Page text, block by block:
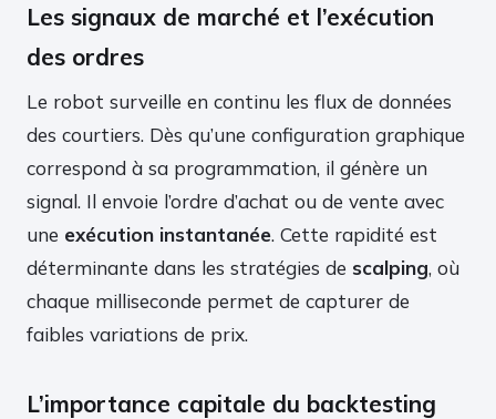
Les signaux de marché et l’exécution
des ordres
Le robot surveille en continu les flux de données
des courtiers. Dès qu’une configuration graphique
correspond à sa programmation, il génère un
signal. Il envoie l’ordre d’achat ou de vente avec
une exécution instantanée. Cette rapidité est
déterminante dans les stratégies de scalping, où
chaque milliseconde permet de capturer de
faibles variations de prix.
L’importance capitale du backtesting